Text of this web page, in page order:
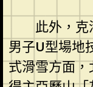
此外，克
男子U型場地
式滑雪方面